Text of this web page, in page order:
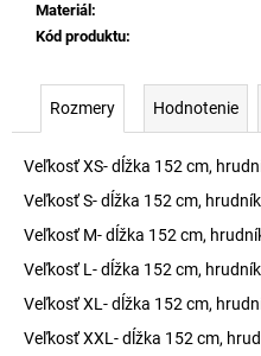
Materiál :
Kód produktu:
Rozmery Hodnotenie
Veľkosť XS- dĺžka 152 cm,
Veľkosť S- dĺžka 152 cm,
Veľkosť M- dĺžka 152 cm,
Veľkosť L- dĺžka 152 cm,
Veľkosť XL- dĺžka 152 cm,
Veľkosť XXL- dĺžka 152 cm,